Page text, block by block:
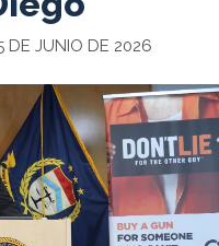
DE JUNIO DE 2026